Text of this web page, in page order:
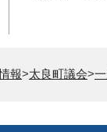
報>太良町議会>